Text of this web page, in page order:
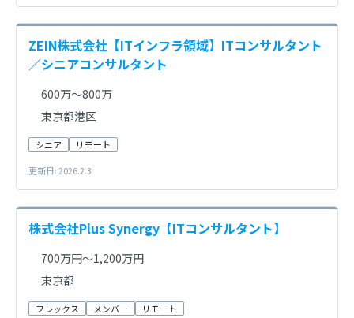
ZEIN株式会社【ITインフラ領域】ITコンサルタント
／シニアコンサルタント
600万～800万
東京都港区
シニア リモート
更新日: 2026.2.3
株式会社Plus Synergy【ITコンサルタント】
700万円～1,200万円
東京都
フレックス メンバー リモート